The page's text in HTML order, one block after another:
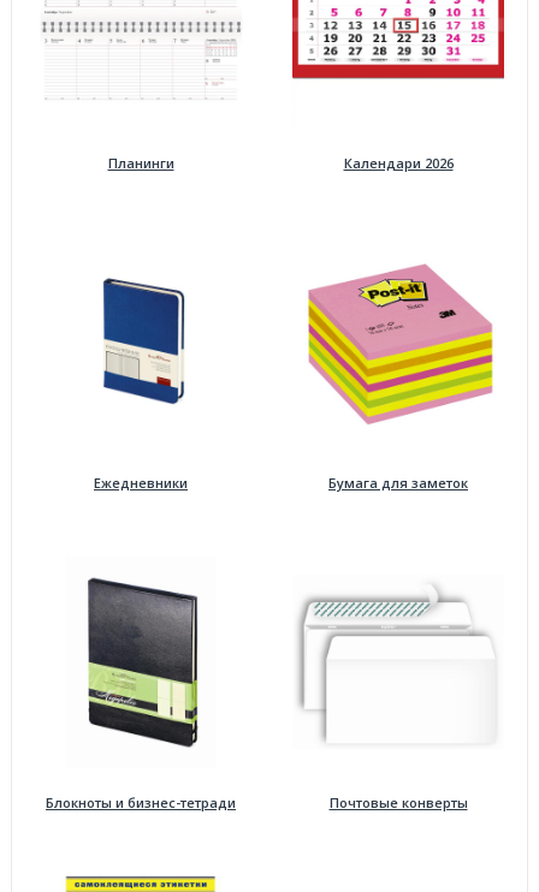
Планинги Календари 2026
Ежедневники Бумага для заметок
Блокноты и бизнес-тетради Почтовые конверты